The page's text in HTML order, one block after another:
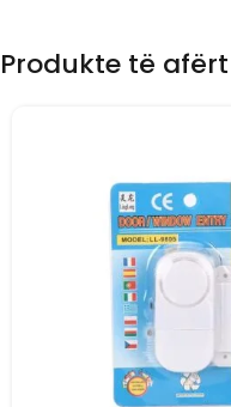
Produkte të afërt